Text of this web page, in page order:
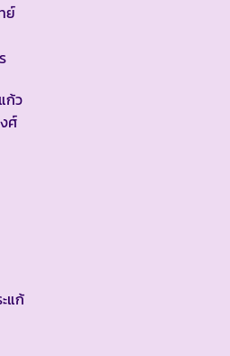
ย์
ก้ว
ศ์
แก้